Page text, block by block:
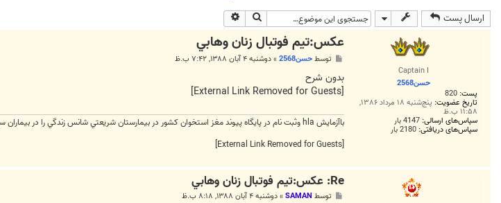
ارسال پست جستجو
Captain I
حسن2568
پست: 820
تاریخ عضویت: پنج‌شنبه ۱۸ مرداد ۱۳۸۶,
۱۱:۵۸ ب.ظ
سپاس‌های ارسالی: 4147 بار
سپاس‌های دریافتی: 2180 بار
عكس:تيم فوتبال زنان وهابي
ت
توسطحسن2568 »دوشنبه ۴ آبان ۱۳۸۸, ۷:۴۲ ب.ظ
بدون شرح
[External Link Removed for Guests]
باآزمايش hla وثبت نام در پايگاه پيوند مغز استخوان كشور در بيمارستان شريعتي شانس زندگي را در بيماران سرطان خون و... افزايش دهيد
[External Link Removed for Guests]
Re: عكس:تيم فوتبال زنان وهابي
توسط SAMAN
»دوشنبه ۴ آبان ۱۳۸۸, ۸:۱۸ ب.ظ